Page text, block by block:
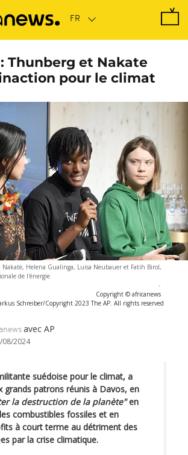
Thunberg et Nakate
pour le climat
Nakate, Helena Gualinga, Luisa Neubauer et Fatih Birol,
de l'énergie
-
Copyright © africanews
Schreiber/Copyright 2023 The AP. All rights reserved
avec AP
08/2024
suédoise pour le climat, a
grands patrons réunis à Davos, en
la destruction de la planète"en
combustibles fossiles et en
à court terme au détriment des
par la crise climatique.